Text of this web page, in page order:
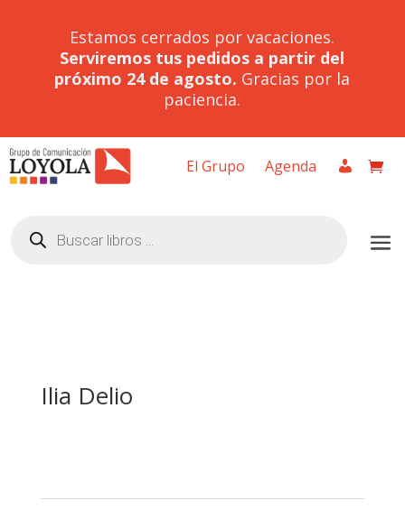
Estamos cerrados por vacaciones.
Serviremos tus pedidos a partir del
próximo 24 de agosto. Gracias por la
paciencia.
El Grupo Agenda
productos
Ilia Delio